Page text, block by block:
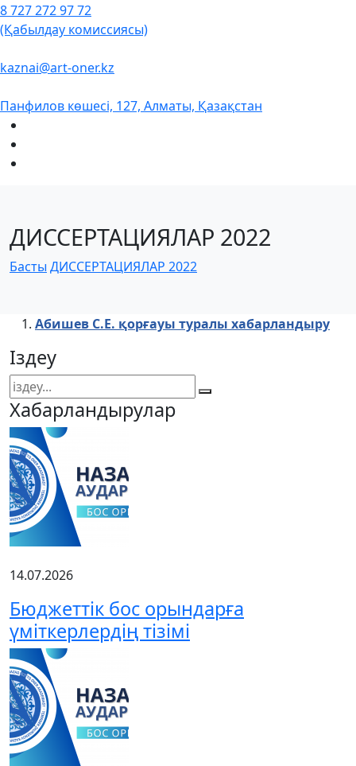
8 727 272 97 72
(Қабылдау комиссиясы)
kaznai@art-oner.kz
Панфилов көшесі, 127, Алматы, Қазақстан
ДИССЕРТАЦИЯЛАР 2022
Басты ДИССЕРТАЦИЯЛАР 2022
Абишев С.Е. қорғауы туралы хабарландыру
Іздеу
Хабарландырулар
14.07.2026
Бюджеттік бос орындарға
үміткерлердің тізімі